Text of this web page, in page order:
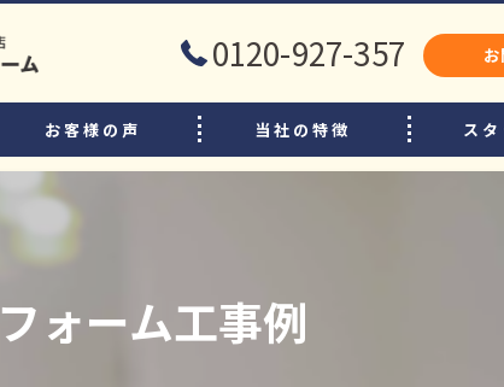
0120-927-357 お
ームのポイント
お客様の声 当社の特徴
小牧市のリフォーム
ス
ーム工事例